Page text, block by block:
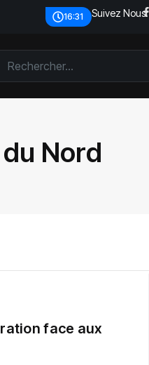
16:31 Suivez Nous:
Nord
face aux